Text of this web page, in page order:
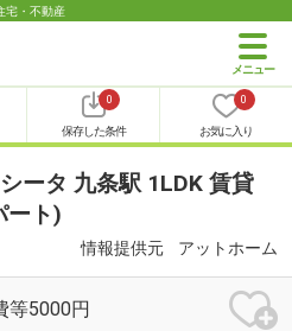
宅・不動産
0
保存した条件
0
お気に入り
ータ 九条駅 1LDK 賃貸
ート)
情報提供元 アットホーム
等5000円